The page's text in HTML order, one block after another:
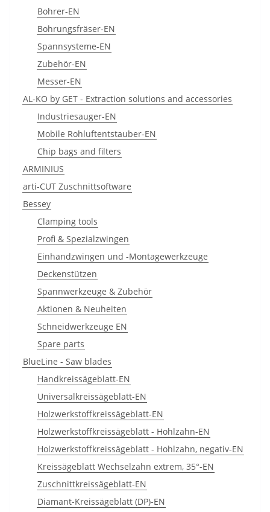
Bohrer-EN
Bohrungsfräser-EN
Spannsysteme-EN
Zubehör-EN
Messer-EN
AL-KO by GET - Extraction solutions and accessories
Industriesauger-EN
Mobile Rohluftentstauber-EN
Chip bags and filters
ARMINIUS
arti-CUT Zuschnittsoftware
Bessey
Clamping tools
Profi & Spezialzwingen
Einhandzwingen und -Montagewerkzeuge
Deckenstützen
Spannwerkzeuge & Zubehör
Aktionen & Neuheiten
Schneidwerkzeuge EN
Spare parts
BlueLine - Saw blades
Handkreissägeblatt-EN
Universalkreissägeblatt-EN
Holzwerkstoffkreissägeblatt-EN
Holzwerkstoffkreissägeblatt - Hohlzahn-EN
Holzwerkstoffkreissägeblatt - Hohlzahn, negativ-EN
Kreissägeblatt Wechselzahn extrem, 35°-EN
Zuschnittkreissägeblatt-EN
Diamant-Kreissägeblatt (DP)-EN